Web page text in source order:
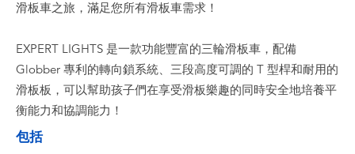
滑板車之旅，滿足您所有滑板車需求！
EXPERT LIGHTS 是一款功能豐富的三輪滑板車，配備
Globber 專利的轉向鎖系統、三段高度可調的 T 型桿和耐用的
滑板板，可以幫助孩子們在享受滑板樂趣的同時安全地培養平
衡能力和協調能力！
包括